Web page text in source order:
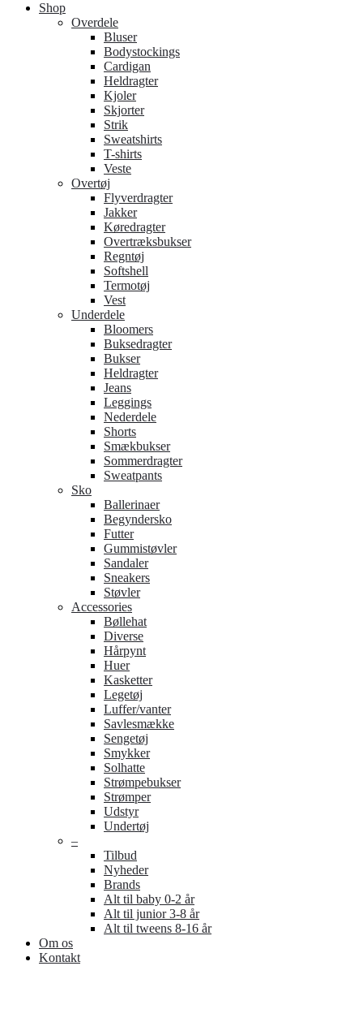
Shop
Overdele
Bluser
Bodystockings
Cardigan
Heldragter
Kjoler
Skjorter
Strik
Sweatshirts
T-shirts
Veste
Overtøj
Flyverdragter
Jakker
Køredragter
Overtræksbukser
Regntøj
Softshell
Termotøj
Vest
Underdele
Bloomers
Buksedragter
Bukser
Heldragter
Jeans
Leggings
Nederdele
Shorts
Smækbukser
Sommerdragter
Sweatpants
Sko
Ballerinaer
Begyndersko
Futter
Gummistøvler
Sandaler
Sneakers
Støvler
Accessories
Bøllehat
Diverse
Hårpynt
Huer
Kasketter
Legetøj
Luffer/vanter
Savlesmække
Sengetøj
Smykker
Solhatte
Strømpebukser
Strømper
Udstyr
Undertøj
–
Tilbud
Nyheder
Brands
Alt til baby 0-2 år
Alt til junior 3-8 år
Alt til tweens 8-16 år
Om os
Kontakt